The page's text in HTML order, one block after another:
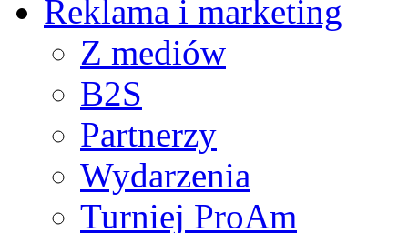
Reklama i marketing
Z mediów
B2S
Partnerzy
Wydarzenia
Turniej ProAm